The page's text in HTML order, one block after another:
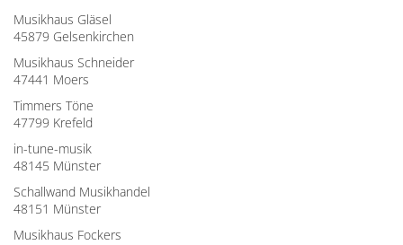
Musikhaus Gläsel
45879 Gelsenkirchen
Musikhaus Schneider
47441 Moers
Timmers Töne
47799 Krefeld
in-tune-musik
48145 Münster
Schallwand Musikhandel
48151 Münster
Musikhaus Fockers